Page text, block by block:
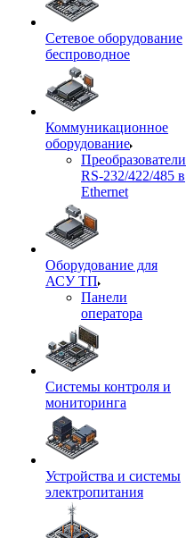
Сетевое оборудование
беспроводное
Коммуникационное
оборудование
Преобразователи
RS-232/422/485 в
Ethernet
Оборудование для
АСУ ТП
Панели
оператора
Системы контроля и
мониторинга
Устройства и системы
электропитания